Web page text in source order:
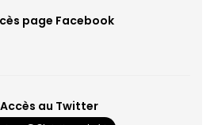
page Facebook
Accès au Twitter